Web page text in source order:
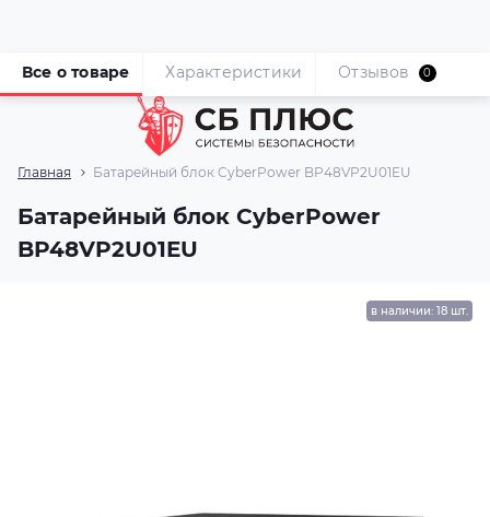
Главная Батарейный блок CyberPower BP48VP2U01EU
Батарейный блок CyberPower
BP48VP2U01EU
Все о товаре Характеристики Отзывов 0
в наличии: 18 шт.